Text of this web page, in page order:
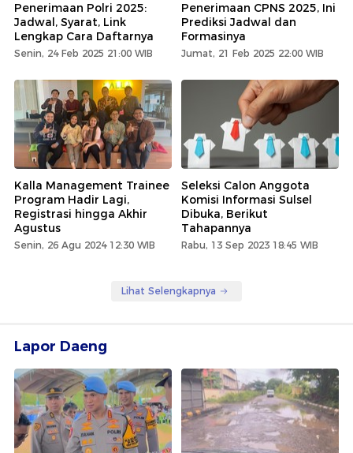
Penerimaan Polri 2025:
Jadwal, Syarat, Link
Lengkap Cara Daftarnya
Senin, 24 Feb 2025 21:00 WIB
Penerimaan CPNS 2025, Ini
Prediksi Jadwal dan
Formasinya
Jumat, 21 Feb 2025 22:00 WIB
Kalla Management Trainee
Program Hadir Lagi,
Registrasi hingga Akhir
Agustus
Senin, 26 Agu 2024 12:30 WIB
Seleksi Calon Anggota
Komisi Informasi Sulsel
Dibuka, Berikut
Tahapannya
Rabu, 13 Sep 2023 18:45 WIB
Lihat Selengkapnya
Lapor Daeng